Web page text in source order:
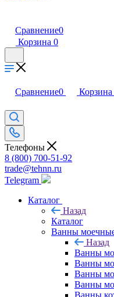
Сравнение0
Корзина 0
Сравнение0 Корзина
Телефоны
8 (800) 700-51-92
trade@tehnn.ru
Telegram
Каталог
Назад
Каталог
Ванны
Назад
Ванны
Ванны
Ванны
Ванны
Ванны